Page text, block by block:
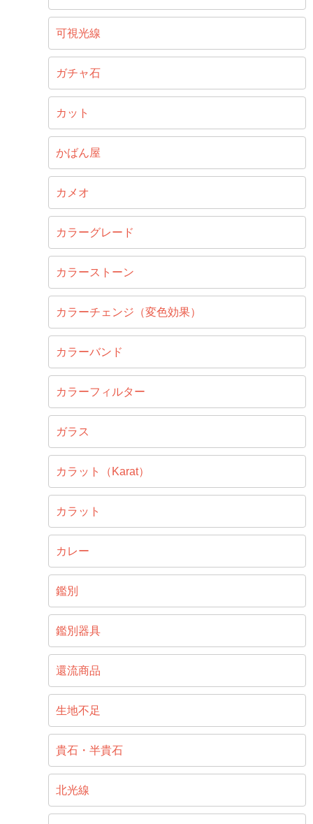
可視光線
ガチャ石
カット
かばん屋
カメオ
カラーグレード
カラーストーン
カラーチェンジ（変色効果）
カラーバンド
カラーフィルター
ガラス
カラット（Karat）
カラット
カレー
鑑別
鑑別器具
還流商品
生地不足
貴石・半貴石
北光線